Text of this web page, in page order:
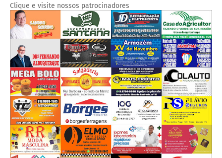
Clique e visite nossos patrocinadores